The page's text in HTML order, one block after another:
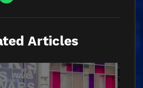
Articles